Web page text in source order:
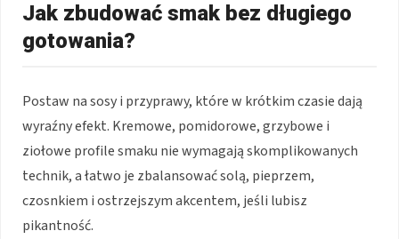
Jak zbudować smak bez długiego
gotowania?
Postaw na sosy i przyprawy, które w krótkim czasie dają
wyraźny efekt. Kremowe, pomidorowe, grzybowe i
ziołowe profile smaku nie wymagają skomplikowanych
technik, a łatwo je zbalansować solą, pieprzem,
czosnkiem i ostrzejszym akcentem, jeśli lubisz
pikantność.